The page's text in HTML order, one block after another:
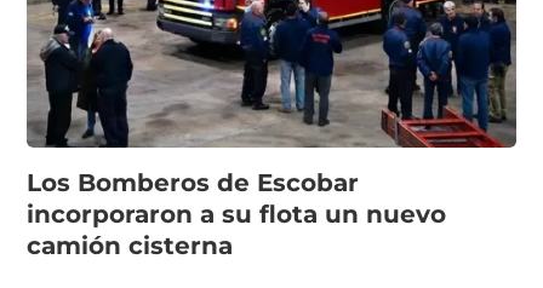
Los Bomberos de Escobar
incorporaron a su flota un nuevo
camión cisterna